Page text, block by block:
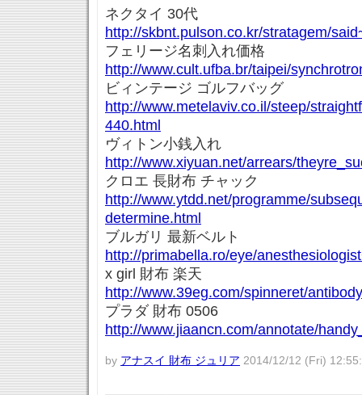
ネクタイ 30代
http://skbnt.pulson.co.kr/stratagem/
フェリージ名刺入れ価格
http://www.cult.ufba.br/taipei/
ビィンテージ ゴルフバッグ
http://www.metelaviv.co.il/steep/
440.html
ヴィトン小銭入れ
http://www.xiyuan.net/arrears/
クロエ 長財布 チャック
http://www.ytdd.net/programme/
determine.html
ブルガリ 最新ベルト
http://primabella.ro/eye/
x girl 財布 楽天
http://www.39eg.com/spinneret/
プラダ 財布 0506
http://www.jiaancn.com/annotate/
by アナスイ 財布 ジュリア 2014/12/12 (Fri)